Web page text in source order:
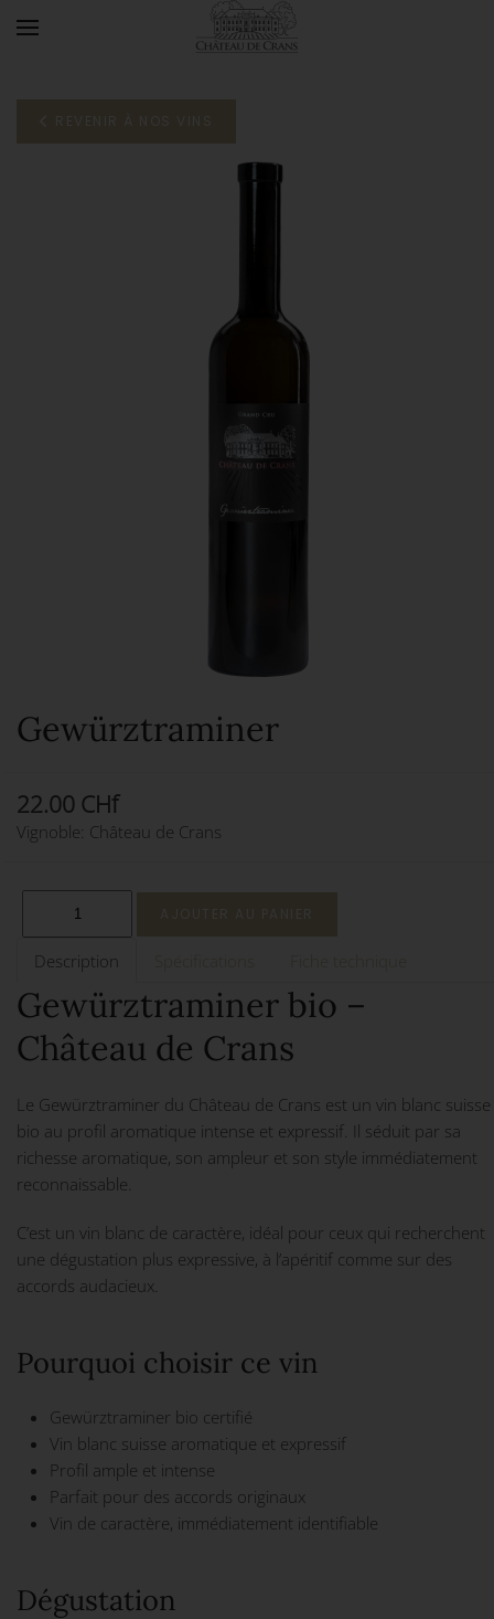
Gewürztraminer
22.00 CHf
Vignoble: Château de Crans
Description
Gewürztraminer bio –
Château de Crans
Le Gewürztraminer du Château de Crans est un vin blanc suisse
bio au profil aromatique intense et expressif. Il séduit par sa
richesse aromatique, son ampleur et son style immédiatement
reconnaissable.
C’est un vin blanc de caractère, idéal pour ceux qui recherchent
une dégustation plus expressive, à l’apéritif comme sur des
accords audacieux.
Pourquoi choisir ce vin
Gewürztraminer bio certifié
Vin blanc suisse aromatique et expressif
Profil ample et intense
Parfait pour des accords originaux
Vin de caractère, immédiatement identifiable
Dégustation